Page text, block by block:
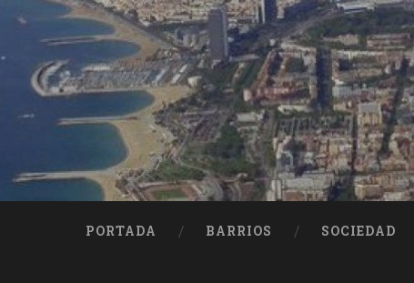
contenido
Buscar
PORTADA BARRIOS SOCIEDAD